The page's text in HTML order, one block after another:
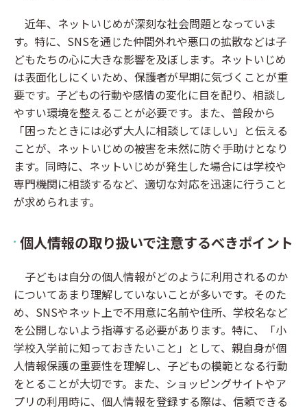
近年、ネットいじめが深刻な社会問題となっていま
す。特に、SNSを通じた仲間外れや悪口の拡散などは子
どもたちの心に大きな影響を及ぼします。ネットいじめ
は表面化しにくいため、保護者が早期に気づくことが重
要です。子どもの行動や感情の変化に目を配り、相談し
やすい環境を整えることが必要です。また、普段から
「困ったときには必ず大人に相談してほしい」と伝える
ことが、ネットいじめの被害を未然に防ぐ手助けとなり
ます。同時に、ネットいじめが発生した場合には学校や
専門機関に相談するなど、適切な対応を迅速に行うこと
が求められます。
個人情報の取り扱いで注意するべきポイント
子どもは自分の個人情報がどのように利用されるのか
についてあまり理解していないことが多いです。そのた
め、SNSやネット上で不用意に名前や住所、学校名など
を公開しないよう指導する必要があります。特に、「小
学校入学前に知っておきたいこと」として、親自身が個
人情報保護の重要性を理解し、子どもの模範となる行動
をとることが大切です。また、ショッピングサイトやア
プリの利用時に、個人情報を登録する際は、信頼できる